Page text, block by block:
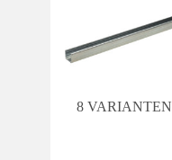
8 VARIANTEN